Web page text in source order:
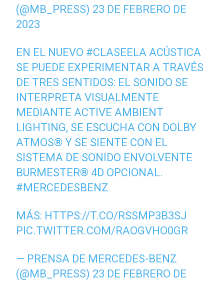
(@MB_PRESS) 23 DE FEBRERO DE
2023
EN EL NUEVO #CLASEE LA ACÚSTICA
SE PUEDE EXPERIMENTAR A TRAVÉS
DE TRES SENTIDOS: EL SONIDO SE
INTERPRETA VISUALMENTE
MEDIANTE ACTIVE AMBIENT
LIGHTING, SE ESCUCHA CON DOLBY
ATMOS® Y SE SIENTE CON EL
SISTEMA DE SONIDO ENVOLVENTE
BURMESTER® 4D OPCIONAL.
#MERCEDESBENZ
MÁS: HTTPS://T.CO/RSSMP3B3SJ
PIC.TWITTER.COM/RAOGVHO0GR
— PRENSA DE MERCEDES-BENZ
(@MB_PRESS) 23 DE FEBRERO DE